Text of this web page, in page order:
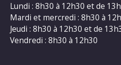
Lundi : 8h30 à 12h30 et de
Mardi et mercredi : 8h30 à
Jeudi : 8h30 à 12h30 et de
Vendredi : 8h30 à 12h30